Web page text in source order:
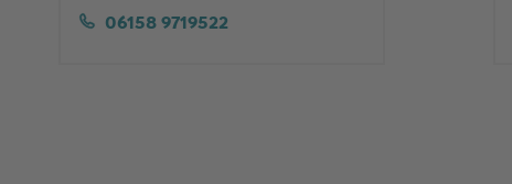
06158 9719522